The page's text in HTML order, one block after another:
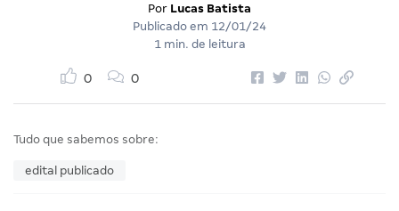
Por Lucas Batista
Publicado em 12/01/24
1 min. de leitura
0 0
Tudo que sabemos sobre:
edital publicado